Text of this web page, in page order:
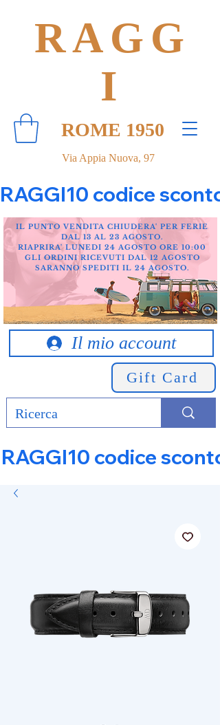
Via Appia Nuova, 97
RAGG
I
ROME 1950
RAGGI10 codice
Il mio account
Gift Card
IL PUNTO VENDITA CHIUDERA' PER FERIE
DAL 13 AL 23 AGOSTO.
RIAPRIRA' LUNEDI 24 AGOSTO ORE 10:00
GLI ORDINI RICEVUTI DAL 12 AGOSTO
SARANNO SPEDITI IL 24 AGOSTO.
RAGGI10 codice